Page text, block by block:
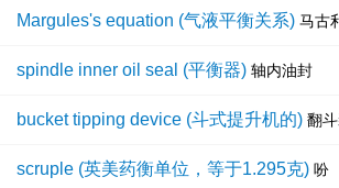
Margules's equation (气液平衡关系) 马古
spindle inner oil seal (平衡器) 轴内油封
bucket tipping device (斗式提升机的) 翻
scruple (英美药衡单位，等于1.295克) 吩